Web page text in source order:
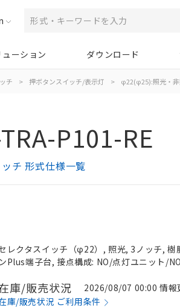
ューション ダウンロード
チ > 押ボタンスイッチ/表示灯 > φ22(φ25):照光・
P101-RE
チ 形式仕様一覧
レクタスイッチ（φ22）, 照光, 3ノッチ,
ンPlus端子台, 接点構成: NO/点灯ユニット/
庫/販売状況
2026/08/07 00:00 情報
庫/販売状況 ご利用条件